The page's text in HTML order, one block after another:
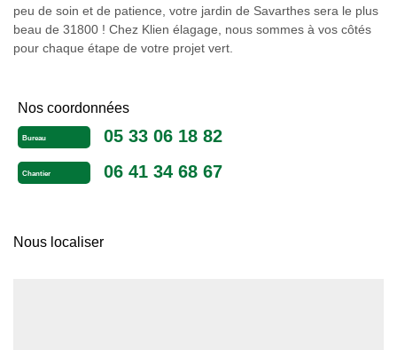
peu de soin et de patience, votre jardin de Savarthes sera le plus
beau de 31800 ! Chez Klien élagage, nous sommes à vos côtés
pour chaque étape de votre projet vert.
Nos coordonnées
Bureau 05 33 06 18 82
Chantier 06 41 34 68 67
Nous localiser